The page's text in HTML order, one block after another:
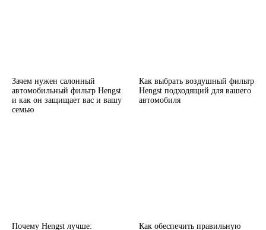
Зачем нужен салонный
автомобильный фильтр Hengst
и как он защищает вас и вашу
семью
Как выбрать воздушный фильтр
Hengst подходящий для вашего
автомобиля
Почему Hengst лучше: Как обеспечить правильную